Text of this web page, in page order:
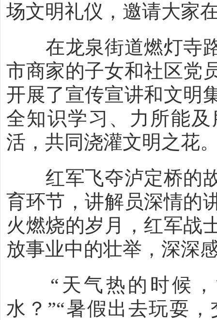
场文明礼仪，邀请大家
在龙泉街道燃灯寺路
市商家的子女和社区党
开展了宣传宣讲和文明
全知识学习、力所能
活，共同浇灌文明之花
红军飞夺泸定桥的故
育环节，讲解员深情的
火燃烧的岁月，红军战
放事业中的壮举，深深
“天气热的时候，
水？”“暑假出去玩耍